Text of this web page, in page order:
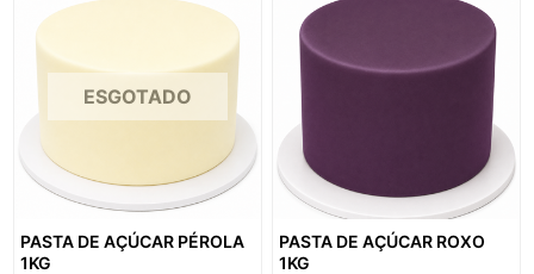
ESGOTADO
PASTA DE AÇÚCAR PÉROLA
1KG
PASTA DE AÇÚCAR ROXO
1KG